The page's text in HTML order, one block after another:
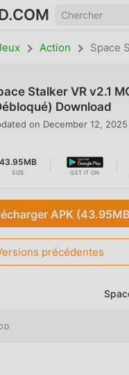
Action Space
Stalker VR v2.1
Download
on December 12, 2025
43.95MB
SIZE GET IT ON
APK
précédentes